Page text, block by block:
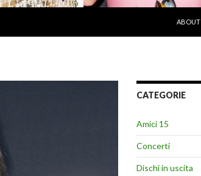
ABOUT
CATEGORIE
Amici 15
Concerti
Dischi in uscita